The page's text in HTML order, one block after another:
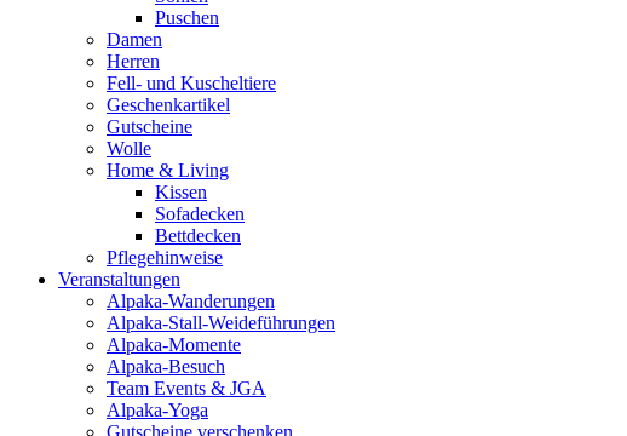
Puschen
Damen
Herren
Fell- und Kuscheltiere
Geschenkartikel
Gutscheine
Wolle
Home & Living
Kissen
Sofadecken
Bettdecken
Pflegehinweise
Veranstaltungen
Alpaka-Wanderungen
Alpaka-Stall-Weideführungen
Alpaka-Momente
Alpaka-Besuch
Team Events & JGA
Alpaka-Yoga
Gutscheine verschenken